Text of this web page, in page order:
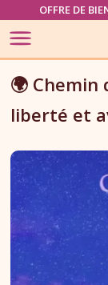
OFFRE DE
🌍 Chemin
liberté et